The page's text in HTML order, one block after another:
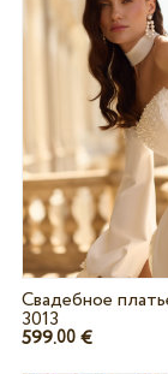
Свадебное
3013
599.00€